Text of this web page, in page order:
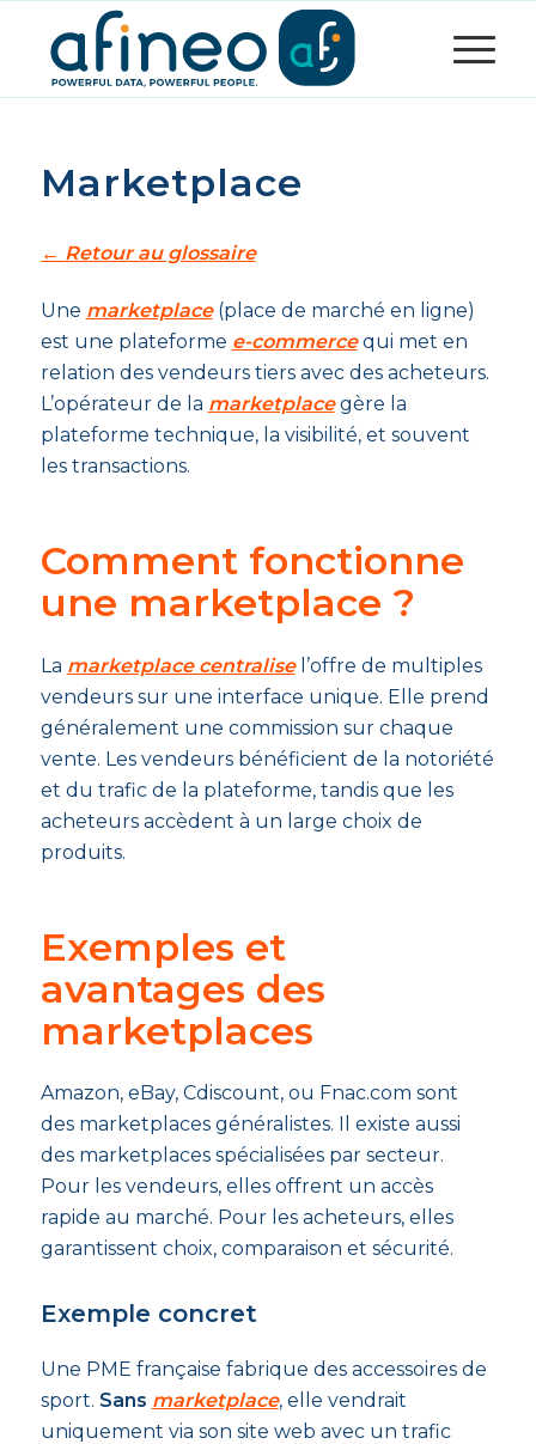
Marketplace
← Retour au glossaire
Une marketplace(place de marché en ligne)
est une plateforme e-commercequi met en
relation des vendeurs tiers avec des acheteurs.
L’opérateur de la marketplacegère la
plateforme technique, la visibilité, et souvent
les transactions.
Comment fonctionne
une marketplace ?
La marketplace centralisel’offre de multiples
vendeurs sur une interface unique. Elle prend
généralement une commission sur chaque
vente. Les vendeurs bénéficient de la notoriété
et du trafic de la plateforme, tandis que les
acheteurs accèdent à un large choix de
produits.
Exemples et
avantages des
marketplaces
Amazon, eBay, Cdiscount, ou Fnac.com sont
des marketplaces généralistes. Il existe aussi
des marketplaces spécialisées par secteur.
Pour les vendeurs, elles offrent un accès
rapide au marché. Pour les acheteurs, elles
garantissent choix, comparaison et sécurité.
Exemple concret
Une PME française fabrique des accessoires de
sport. Sans marketplace, elle vendrait
uniquement via son site web avec un trafic